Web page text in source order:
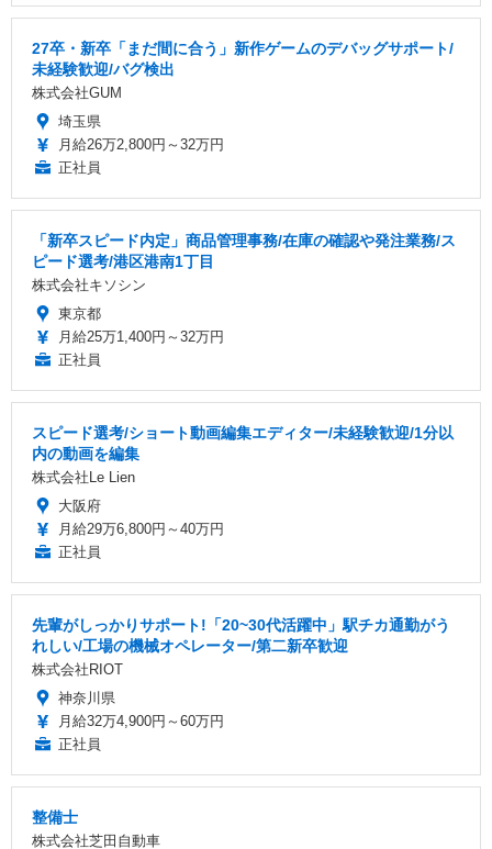
27卒・新卒「まだ間に合う」新作ゲームのデバッグサポート/
未経験歓迎/バグ検出
株式会社GUM
埼玉県
月給26万2,800円～32万円
正社員
「新卒スピード内定」商品管理事務/在庫の確認や発注業務/ス
ピード選考/港区港南1丁目
株式会社キソシン
東京都
月給25万1,400円～32万円
正社員
スピード選考/ショート動画編集エディター/未経験歓迎/1分以
内の動画を編集
株式会社Le Lien
大阪府
月給29万6,800円～40万円
正社員
先輩がしっかりサポート!「20~30代活躍中」駅チカ通勤がう
れしい/工場の機械オペレーター/第二新卒歓迎
株式会社RIOT
神奈川県
月給32万4,900円～60万円
正社員
整備士
株式会社芝田自動車